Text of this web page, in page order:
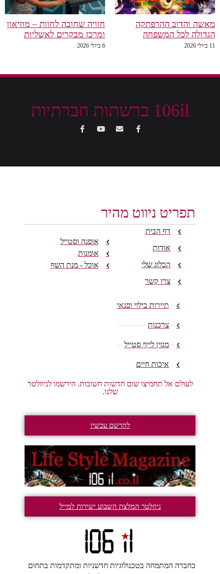
מאשה והדוב ההרפתקה
הגדולה לכל המשפחה
11 ביולי 2026
חוויה שחובה לחוות – מוזיאון
ומרכז מבקרים לאשליות
6 ביולי 2026
106il ברשתות חברתיות
תפריט ניווט מהיר
דף הבית
אודות
הבלוג שלי
צרו קשר
אופנה וסטייל
אומנות
אוכל - מנת השף
תיירות בילוי ופנאי
צרכנות
מגזין לייף סטייל
איכות חיים
לעולם אל תחמיצו שום חדשות חשובות. הירשמו לניוזלטר
שלנו.
להרשם עכשיו
ניוזלטר המלצת השבוע ישירות למייל
כחברה המתמחה בטכנולוגיות חדשניות ומתקדמות בתחום